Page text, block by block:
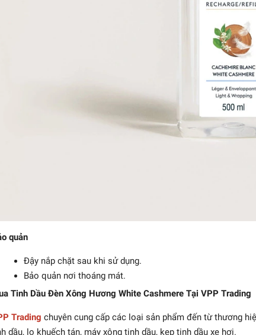
quản
Đậy nắp chặt sau khi sử dụng.
Bảo quản nơi thoáng mát.
Tinh Dầu Đèn Xông Hương White Cashmere Tại VPP Trading
Trading chuyên cung cấp các loại sản phẩm đến từ thương
dầu, lọ khuếch tán, máy xông tinh dầu, kẹp tinh dầu xe hơi.